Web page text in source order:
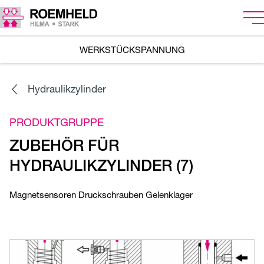
WERKSTÜCKSPANNUNG
Hydraulikzylinder
PRODUKTGRUPPE
ZUBEHÖR FÜR
HYDRAULIKZYLINDER (7)
Magnetsensoren Druckschrauben Gelenklager